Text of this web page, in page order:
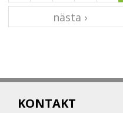
nästa ›
KONTAKT